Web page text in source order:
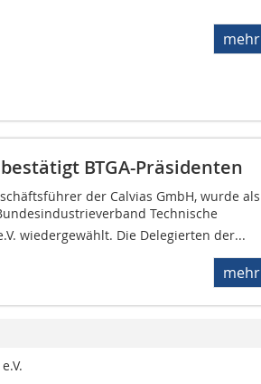
mehr
BTGA-Präsidenten
der Calvias GmbH, wurde als
Technische
wiedergewählt. Die Delegierten der...
mehr